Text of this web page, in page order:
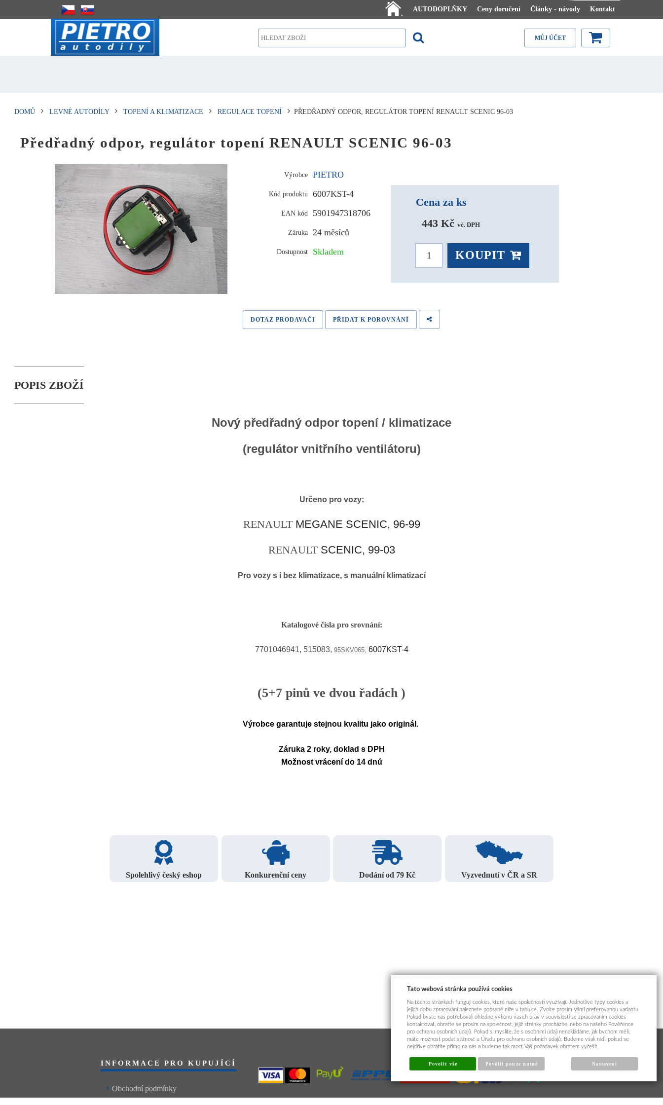
.
AUTODOPLŇKY Ceny doručení Články - návody Kontakt
MŮJ ÚČET
DOMŮ LEVNÉ AUTODÍLY TOPENÍ A KLIMATIZACE REGULACE TOPENÍ PŘEDŘADNÝ ODPOR, REGULÁTOR TOPENÍ RENAULT SCENIC 96-03
Předřadný odpor, regulátor topení RENAULT SCENIC 96-03
Výrobce PIETRO
Kód produktu 6007KST-4
EAN kód 5901947318706
Záruka 24 měsíců
Dostupnost Skladem
Cena za ks
443 Kč vč. DPH
KOUPIT
DOTAZ PRODAVAČI PŘIDAT K POROVNÁNÍ
POPIS ZBOŽÍ
Nový předřadný odpor topení / klimatizace
(regulátor vnitřního ventilátoru)
Určeno pro vozy:
RENAULT MEGANE SCENIC, 96-99
RENAULT SCENIC, 99-03
Pro vozy s i bez klimatizace, s manuální klimatizací
Katalogové čísla pro srovnání:
7701046941, 515083, 95SKV065, 6007KST-4
(5+7 pinů ve dvou řadách )
Výrobce garantuje stejnou kvalitu jako originál.
Záruka 2 roky, doklad s DPH
Možnost vrácení do 14 dnů
Spolehlivý český eshop Konkurenční ceny Dodání od 79 Kč Vyzvednutí v ČR a SR
INFORMACE PRO KUPUJÍCÍ
Obchodní podmínky
Tato webová stránka používá cookies
Na těchto stránkách fungují cookies, které naše společnosti využívají. Jednotlivé typy cookies a
jejich dobu zpracování naleznete popsané níže v tabulce. Zvolte prosím Vámi preferovanou variantu.
Pokud byste nás potřebovali ohledně výkonu vašich práv v souvislosti se zpracováním cookies
kontaktovat, obraťte se prosím na společnost, jejíž stránky procházíte, nebo na našeho Pověřence
pro ochranu osobních údajů. Pokud si myslíte, že s osobními údaji nenakládáme, jak bychom měli,
máte možnost podat stížnost u Úřadu pro ochranu osobních údajů. Budeme však rádi, pokud se
nejdříve obrátíte přímo na nás a budeme tak moct Váš požadavek obratem vyřešit.
Povolit vše Povolit pouze nutné Nastavení